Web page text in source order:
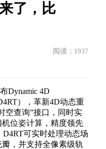
了，比
阅读： 1937
Dynamic 4D
），革新4D动态重
空查询”接口，同时实
位姿计算，精度领先
D4RT可实时处理动态场
，并支持全像素级轨